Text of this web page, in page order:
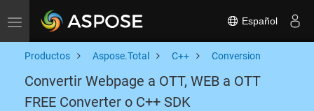
Toggle navigation Español
Productos Aspose.Total C++ Conversion
Convertir Webpage a OTT, WEB a OTT
FREE Converter o C++ SDK